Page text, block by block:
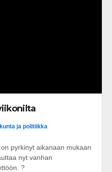
ja politiikka
pyrkinyt aikanaan mukaan
nyt vanhan
?